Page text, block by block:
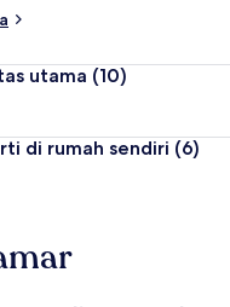
utama (10)
di rumah sendiri (6)